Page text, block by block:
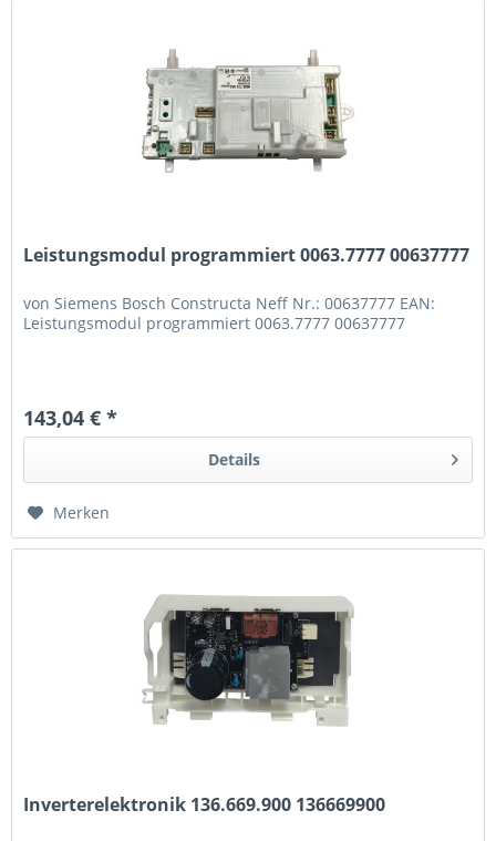
Leistungsmodul programmiert 0063.7777 00637777
von Siemens Bosch Constructa Neff Nr.: 00637777 EAN:
Leistungsmodul programmiert 0063.7777 00637777
143,04 € *
Details
Merken
Inverterelektronik 136.669.900 136669900